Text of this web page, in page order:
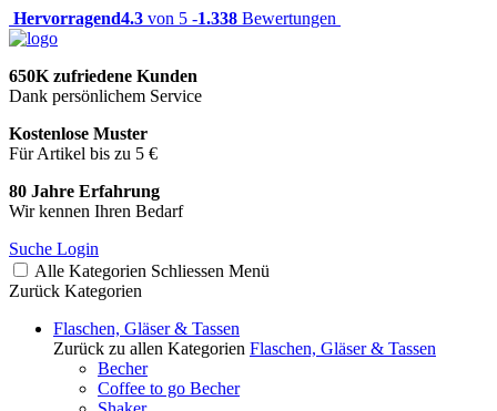
Hervorragend4.3 von 5 -1.338 Bewertungen
650K zufriedene Kunden
Dank persönlichem Service
Kostenlose Muster
Für Artikel bis zu 5 €
80 Jahre Erfahrung
Wir kennen Ihren Bedarf
Suche Login
Alle Kategorien Schliessen Menü
Zurück Kategorien
Flaschen, Gläser & Tassen
Zurück zu allen Kategorien Flaschen, Gläser & Tassen
Becher
Coffee to go Becher